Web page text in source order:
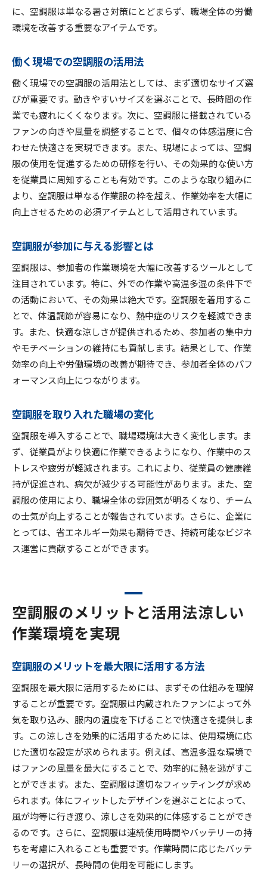
に、空調服は単なる暑さ対策にとどまらず、職場全体の労働
環境を改善する重要なアイテムです。
働く現場での空調服の活用法
働く現場での空調服の活用法としては、まず適切なサイズ選
びが重要です。動きやすいサイズを選ぶことで、長時間の作
業でも疲れにくくなります。次に、空調服に搭載されている
ファンの向きや風量を調整することで、個々の体感温度に合
わせた快適さを実現できます。また、現場によっては、空調
服の使用を促進するための研修を行い、その効果的な使い方
を従業員に周知することも有効です。このような取り組みに
より、空調服は単なる作業服の枠を超え、作業効率を大幅に
向上させるための必須アイテムとして活用されています。
空調服が参加に与える影響とは
空調服は、参加者の作業環境を大幅に改善するツールとして
注目されています。特に、外での作業や高温多湿の条件下で
の活動において、その効果は絶大です。空調服を着用するこ
とで、体温調節が容易になり、熱中症のリスクを軽減できま
す。また、快適な涼しさが提供されるため、参加者の集中力
やモチベーションの維持にも貢献します。結果として、作業
効率の向上や労働環境の改善が期待でき、参加者全体のパフ
ォーマンス向上につながります。
空調服を取り入れた職場の変化
空調服を導入することで、職場環境は大きく変化します。ま
ず、従業員がより快適に作業できるようになり、作業中のス
トレスや疲労が軽減されます。これにより、従業員の健康維
持が促進され、病欠が減少する可能性があります。また、空
調服の使用により、職場全体の雰囲気が明るくなり、チーム
の士気が向上することが報告されています。さらに、企業に
とっては、省エネルギー効果も期待でき、持続可能なビジネ
ス運営に貢献することができます。
空調服のメリットと活用法涼しい
作業環境を実現
空調服のメリットを最大限に活用する方法
空調服を最大限に活用するためには、まずその仕組みを理解
することが重要です。空調服は内蔵されたファンによって外
気を取り込み、服内の温度を下げることで快適さを提供しま
す。この涼しさを効果的に活用するためには、使用環境に応
じた適切な設定が求められます。例えば、高温多湿な環境で
はファンの風量を最大にすることで、効率的に熱を逃がすこ
とができます。また、空調服は適切なフィッティングが求め
られます。体にフィットしたデザインを選ぶことによって、
風が均等に行き渡り、涼しさを効果的に体感することができ
るのです。さらに、空調服は連続使用時間やバッテリーの持
ちを考慮に入れることも重要です。作業時間に応じたバッテ
リーの選択が、長時間の使用を可能にします。